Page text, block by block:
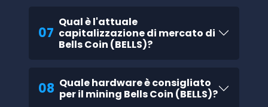
07
Qual è l'attuale
capitalizzazione di mercato di
Bells Coin (BELLS)?
08 Quale hardware è consigliato
per il mining Bells Coin (BELLS)?